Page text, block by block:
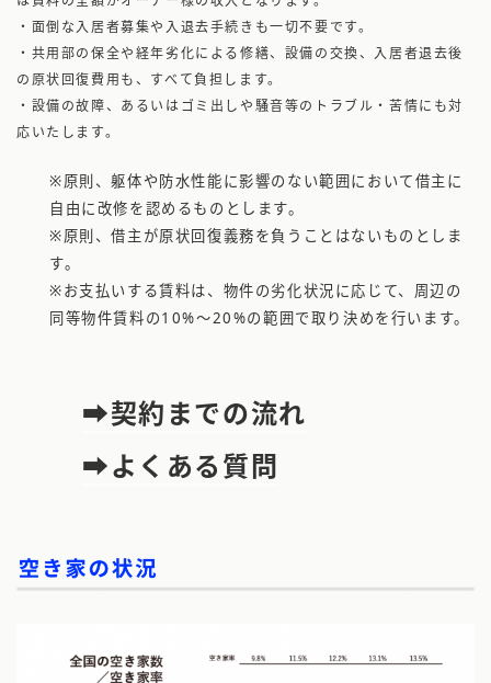
・面倒な入居者募集や入退去手続きも一切不要です。
・共用部の保全や経年劣化による修繕、設備の交換、入居者退去後
の原状回復費用も、すべて負担します。
・設備の故障、あるいはゴミ出しや騒音等のトラブル・苦情にも対
応いたします。
※原則、躯体や防水性能に影響のない範囲において借主に
自由に改修を認めるものとします。
※原則、借主が原状回復義務を負うことはないものとしま
す。
※お支払いする賃料は、物件の劣化状況に応じて、周辺の
同等物件賃料の10%〜20%の範囲で取り決めを行います。
➡︎契約までの流れ
➡︎よくある質問